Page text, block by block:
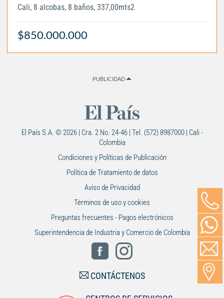
Cali, 8 alcobas, 8 baños, 337,00mts2
$850.000.000
PUBLICIDAD
El País S.A. © 2026 | Cra. 2 No. 24-46 | Tel. (572) 8987000 | Cali -
Colombia
Condiciones y Políticas de Publicación
Política de Tratamiento de datos
Aviso de Privacidad
Términos de uso y cookies
Preguntas frecuentes - Pagos electrónicos
Superintendencia de Industria y Comercio de Colombia
CONTÁCTENOS